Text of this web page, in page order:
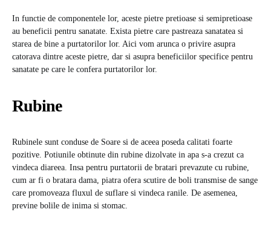
In functie de componentele lor, aceste pietre pretioase si semipretioase
au beneficii pentru sanatate. Exista pietre care pastreaza sanatatea si
starea de bine a purtatorilor lor. Aici vom arunca o privire asupra
catorava dintre aceste pietre, dar si asupra beneficiilor specifice pentru
sanatate pe care le confera purtatorilor lor.
Rubine
Rubinele sunt conduse de Soare si de aceea poseda calitati foarte
pozitive. Potiunile obtinute din rubine dizolvate in apa s-a crezut ca
vindeca diareea. Insa pentru purtatorii de bratari prevazute cu rubine,
cum ar fi o bratara dama, piatra ofera scutire de boli transmise de sange
care promoveaza fluxul de suflare si vindeca ranile. De asemenea,
previne bolile de inima si stomac.